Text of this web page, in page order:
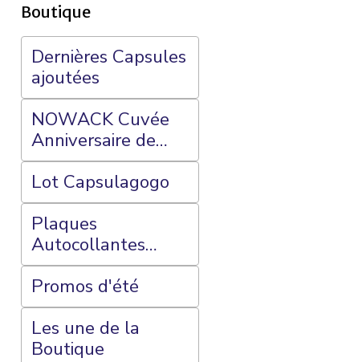
Boutique
Dernières Capsules
ajoutées
NOWACK Cuvée
Anniversaire de
Mariage
Lot Capsulagogo
Plaques
Autocollantes
CAPSULAGOGO
(Megastok) et
Plateaux 70 Cases
Promos d'été
Les une de la
Boutique